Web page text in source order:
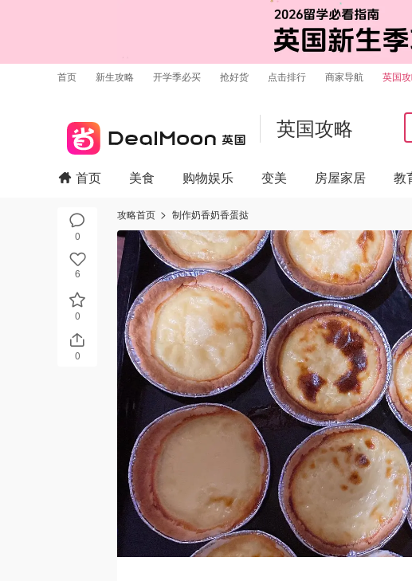
首页 新生攻略 开学季必买 抢好货 点击排行 商家导航 英国
英国攻略
0
6
0
0
首页 美食 购物娱乐 变美 房屋家居 教
攻略首页 制作奶香奶香蛋挞